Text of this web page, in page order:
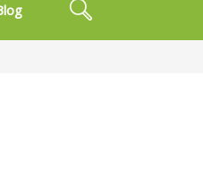
Vyhledávání